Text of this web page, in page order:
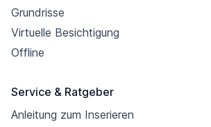
Grundrisse
Virtuelle Besichtigung
Offline
Service & Ratgeber
Anleitung zum Inserieren